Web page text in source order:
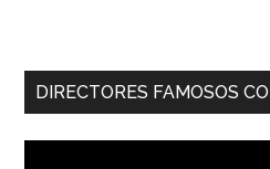
DIRECTORES FAMOSOS